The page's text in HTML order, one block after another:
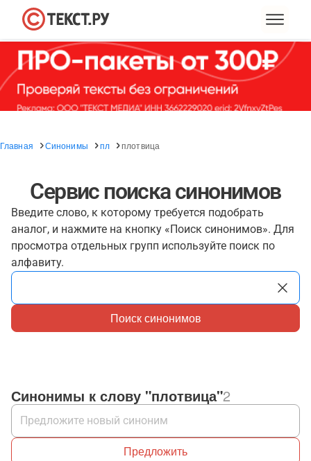
Главная Синонимы пл плотвица
Сервис поиска синонимов
Введите слово, к которому требуется подобрать
аналог, и нажмите на кнопку «Поиск синонимов». Для
просмотра отдельных групп используйте поиск по
алфавиту.
Поиск синонимов
Синонимы к слову "плотвица"2
Предложить